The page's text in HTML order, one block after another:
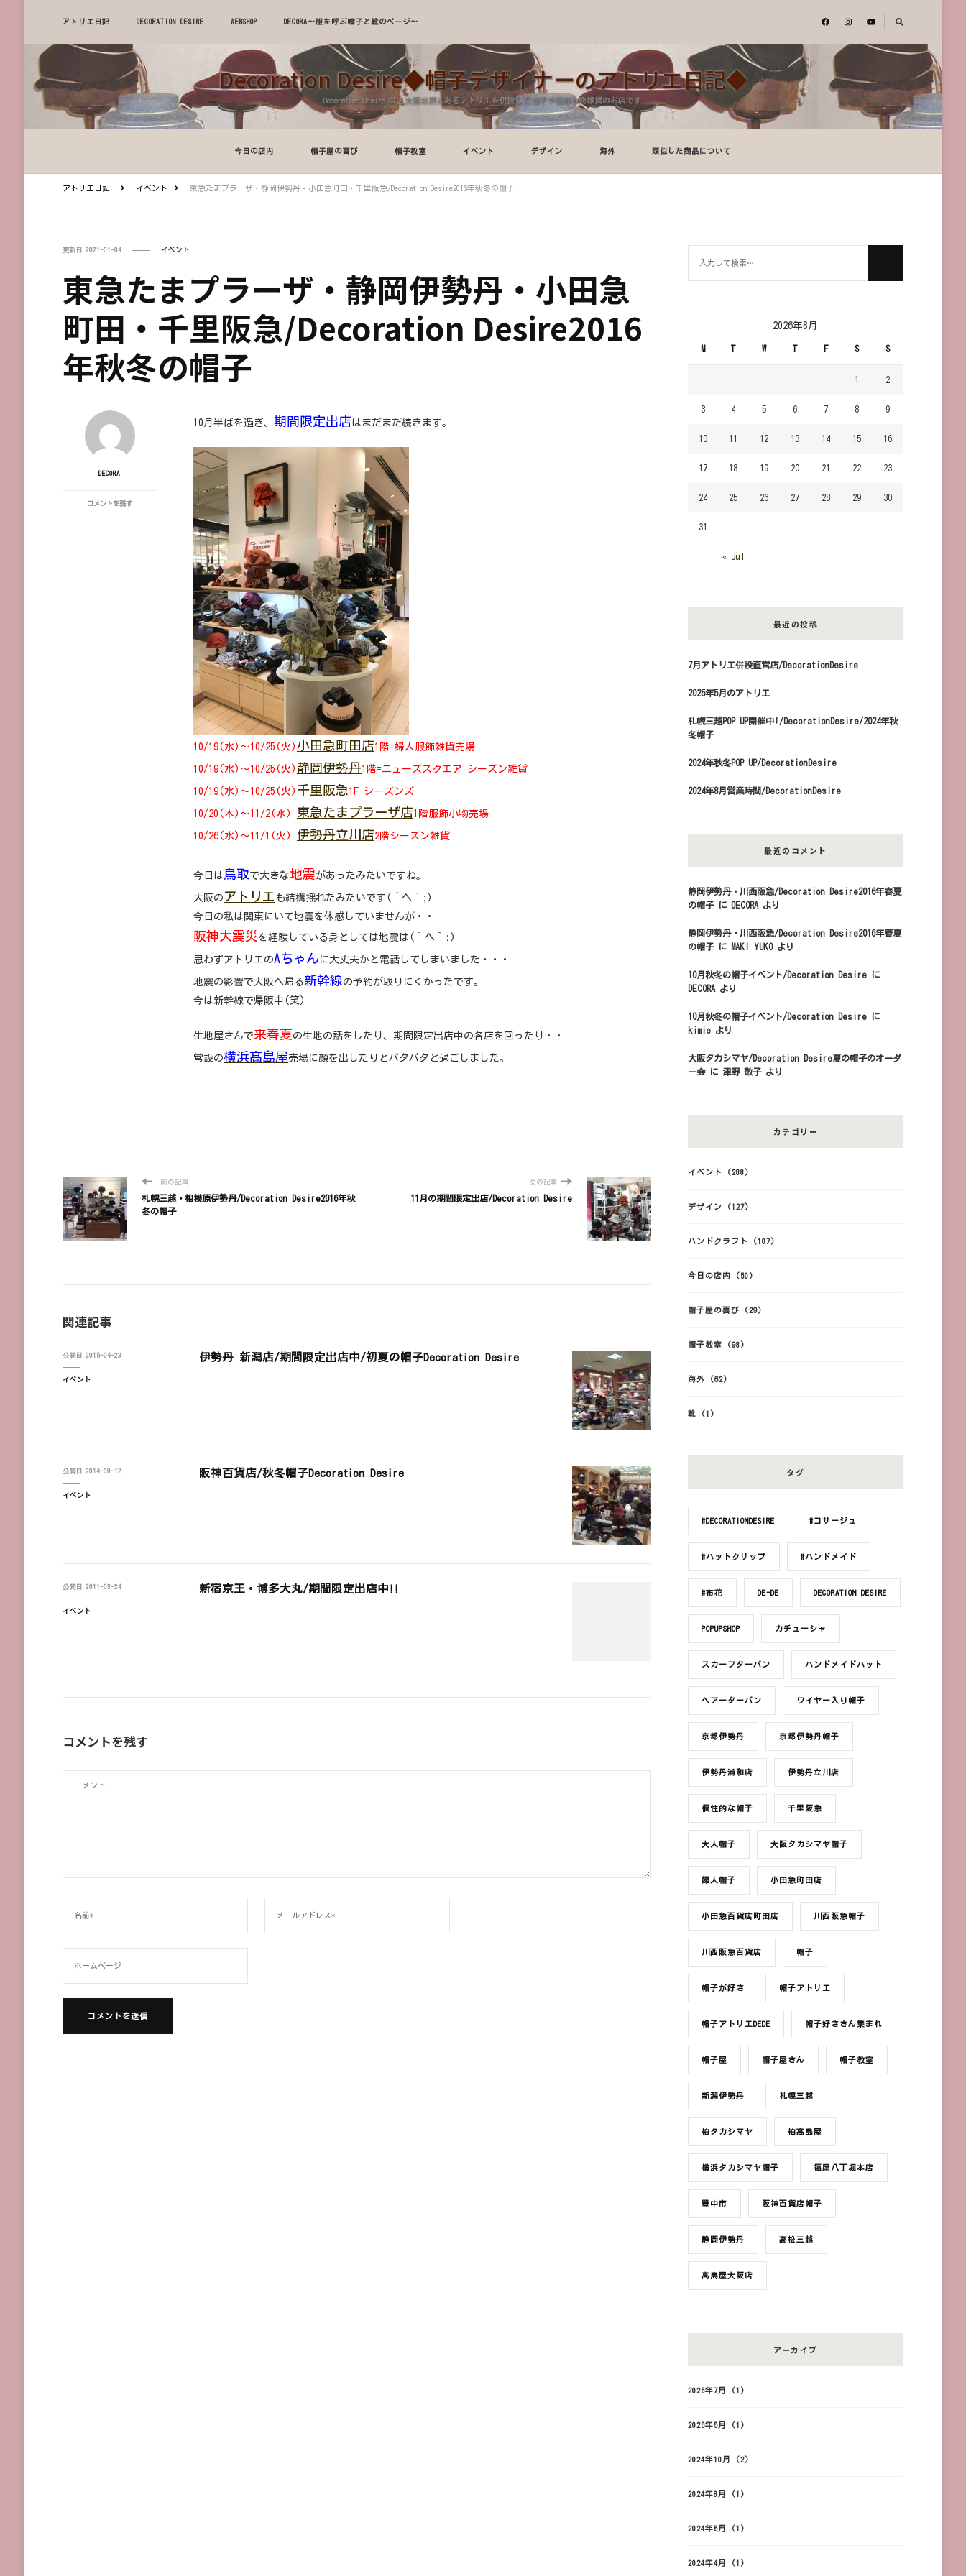
アトリエ日記 DECORATION DESIRE WEBSHOP DECORA～服を呼ぶ帽子と靴のページ～
Decoration Desire◆帽子デザイナーのアトリエ日記◆
Decoration Desire は、大阪北摂にあるアトリエを併設した帽子や服飾小物雑貨のお店です
今日の店内 帽子屋の喜び 帽子教室 イベント デザイン 海外 類似した商品について
アトリエ日記 イベント 東急たまプラーザ・静岡伊勢丹・小田急町田・千里阪急/Decoration Desire2016年秋冬の帽子
更新日 2021-01-04 イベント
東急たまプラーザ・静岡伊勢丹・小田急
町田・千里阪急/Decoration Desire2016
年秋冬の帽子
DECORA
東
コメントを残す
10月半ばを過ぎ、 期間限定出店はまだまだ続きます。
10/19(水)～10/25(火) 小田急町田店1階=婦人服飾雑貨売場
10/19(水)～10/25(火) 静岡伊勢丹1階=ニューズスクエア シーズン雑貨
10/19(水)～10/25(火) 千里阪急 1F シーズンズ
10/20(木)～11/2(水) 東急たまプラーザ店1階服飾小物売場
10/26(水)～11/1(火) 伊勢丹立川店2階シーズン雑貨
今日は鳥取で大きな地震があったみたいですね。
大阪の アトリエ も結構揺れたみたいです(´ヘ｀;)
今日の私は関東にいて地震を体感していませんが・・
阪神大震災 を経験している身としては地震は(´ヘ｀;)
思わずアトリエのAちゃん に大丈夫かと電話してしまいました・・・
地震の影響で大阪へ帰る新幹線の予約が取りにくかったです。
今は新幹線で帰阪中(笑)
生地屋さんで来春夏の生地の話をしたり、期間限定出店中の各店を回ったり・・
常設の横浜髙島屋売場に顔を出したりとパタパタと過ごしました。
前の記事
札幌三越・相模原伊勢丹/Decoration Desire2016年秋
冬の帽子
次の記事
11月の期間限定出店/Decoration Desire
関連記事
公開日 2015-04-23
イベント
伊勢丹 新潟店/期間限定出店中/初夏の帽子Decoration Desire
公開日 2014-09-12
イベント
阪神百貨店/秋冬帽子Decoration Desire
公開日 2011-03-24
イベント
新宿京王・博多大丸/期間限定出店中!!
コメントを残す
2026年8月
M T W T F S S
« Jul
1 2
3 4 5 6 7 8 9
10 11 12 13 14 15 16
17 18 19 20 21 22 23
24 25 26 27 28 29 30
31
最近の投稿
7月アトリエ併設直営店/DecorationDesire
2025年5月のアトリエ
札幌三越POP UP開催中!/DecorationDesire/2024年秋
冬帽子
2024年秋冬POP UP/DecorationDesire
2024年8月営業時間/DecorationDesire
最近のコメント
静岡伊勢丹・川西阪急/Decoration Desire2016年春夏
の帽子に DECORAより
静岡伊勢丹・川西阪急/Decoration Desire2016年春夏
の帽子に MAKI YUKOより
10月秋冬の帽子イベント/Decoration Desireに
DECORAより
10月秋冬の帽子イベント/Decoration Desireに
kimieより
大阪タカシマヤ/Decoration Desire夏の帽子のオーダ
ー会に 津野 敬子より
カテゴリー
イベント (288)
デザイン (127)
ハンドクラフト (107)
今日の店内 (50)
帽子屋の喜び (29)
帽子教室 (98)
海外 (62)
靴 (1)
タグ
#DECORATIONDESIRE #コサージュ
#ハットクリップ #ハンドメイド
#布花 DE-DE DECORATION DESIRE
POPUPSHOP カチューシャ
スカーフターバン ハンドメイドハット
ヘアーターバン ワイヤー入り帽子
京都伊勢丹 京都伊勢丹帽子
伊勢丹浦和店 伊勢丹立川店
個性的な帽子 千里阪急
大人帽子 大阪タカシマヤ帽子
婦人帽子 小田急町田店
小田急百貨店町田店 川西阪急帽子
川西阪急百貨店 帽子
帽子が好き 帽子アトリエ
帽子アトリエDEDE 帽子好きさん集まれ
帽子屋 帽子屋さん 帽子教室
新潟伊勢丹 札幌三越
柏タカシマヤ 柏髙島屋
横浜タカシマヤ帽子 福屋八丁堀本店
豊中市 阪神百貨店帽子
静岡伊勢丹 高松三越
髙島屋大阪店
アーカイブ
2025年7月 (1)
2025年5月 (1)
2024年10月 (2)
2024年8月 (1)
2024年5月 (1)
2024年4月 (1)